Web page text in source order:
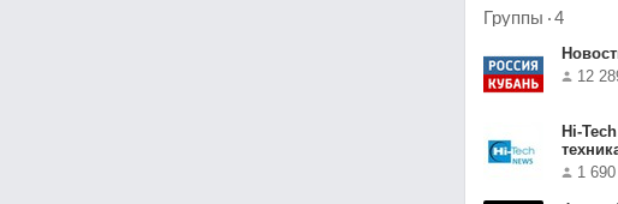
Группы 4
12
Hi-
1